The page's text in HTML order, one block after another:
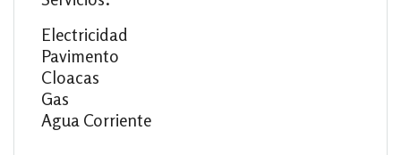
Electricidad
Pavimento
Cloacas
Gas
Agua Corriente